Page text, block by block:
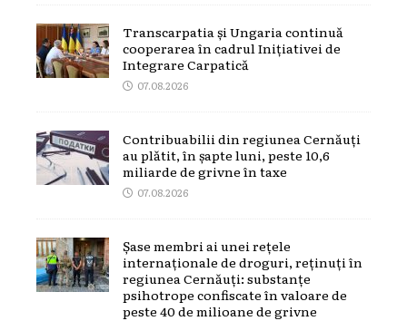
Transcarpatia și Ungaria continuă
cooperarea în cadrul Inițiativei de
Integrare Carpatică
07.08.2026
Contribuabilii din regiunea Cernăuți
au plătit, în șapte luni, peste 10,6
miliarde de grivne în taxe
07.08.2026
Șase membri ai unei rețele
internaționale de droguri, reținuți în
regiunea Cernăuți: substanțe
psihotrope confiscate în valoare de
peste 40 de milioane de grivne